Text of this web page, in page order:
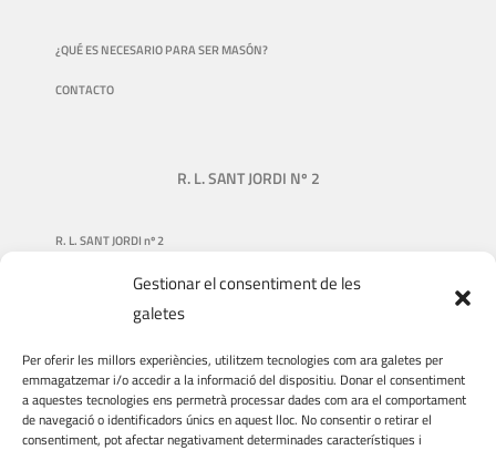
Gestionar el consentiment de les
galetes
Per oferir les millors experiències, utilitzem tecnologies com ara galetes per
emmagatzemar i/o accedir a la informació del dispositiu. Donar el consentiment
a aquestes tecnologies ens permetrà processar dades com ara el comportament
de navegació o identificadors únics en aquest lloc. No consentir o retirar el
consentiment, pot afectar negativament determinades característiques i
¿QUÉ ES NECESARIO PARA SER MASÓN?
CONTACTO
R. L. SANT JORDI Nº 2
R. L. SANT JORDI nº 2
NUESTRA HISTORIA
QUIÉNES SOMOS
QUÉ HACEMOS
DONACIONES
VIAJES Y VISITAS